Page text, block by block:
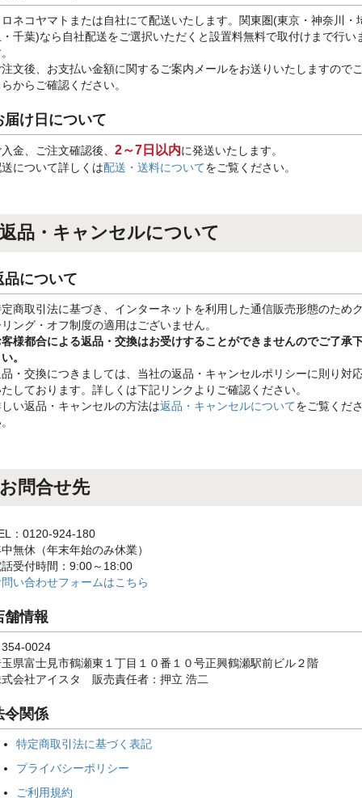
ネコヤマトまたは自社にて配送いたします。関東圏(東京・神奈川・
千葉)なら自社配送をご選択いただくと設置料無料で取付けまで行い
文後、お支払い金額に関するご案内メールをお送りいたしますので
からご確認ください。
届け日について
金、ご注文確認後、 2～7日以内に発送いたします。
について詳しくは配送・送料についてをご覧ください。
返品・キャンセルについて
品について
商取引法に基づき、インターネットを利用した通信販売形態のため
ング・オフ制度の適用はございません。
様都合による返品・交換はお受けすることができませんのでご了承
。
・交換につきましては、当社の返品・キャンセルポリシーに則り対
しております。詳しくは下記リンクよりご確認ください。
い返品・キャンセルの方法は返品・キャンセルについてをご覧くだ
お問合せ先
：0120-924-180
無休（年末年始のみ休業）
受付時間：9:00～18:00
い合わせフォームはこちら
舗情報
0024
県富士見市鶴瀬東１丁目１０番１０号正興鶴瀬駅前ビル２階
会社アイスタ 販売責任者：押立 浩二
令関係
特定商取引法に基づく表記
プライバシーポリシー
ご利用規約